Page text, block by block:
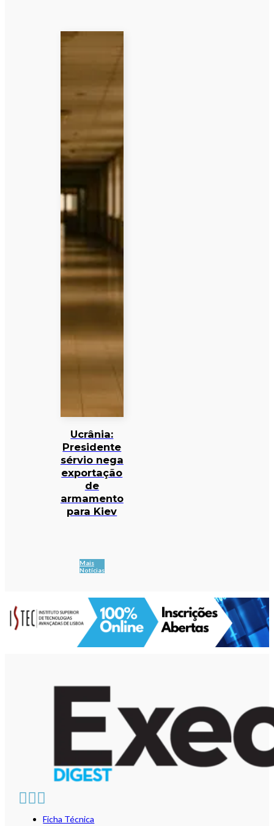
Ucrânia:
Presidente
sérvio nega
exportação
de
armamento
para Kiev
Mais
Notícias
Ficha Técnica